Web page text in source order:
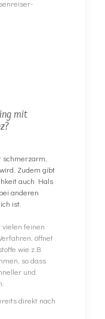
mit
Zudem gibt
auch Hals
anderen
ist.
feinen
öffnet
wie z.B.
so dass
und
direkt nach